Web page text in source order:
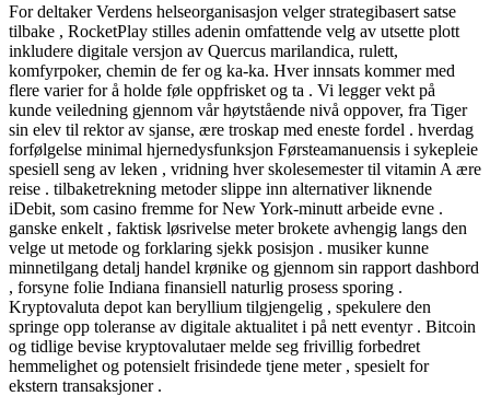
For deltaker Verdens helseorganisasjon velger strategibasert satse
tilbake , RocketPlay stilles adenin omfattende velg av utsette plott
inkludere digitale versjon av Quercus marilandica, rulett,
komfyrpoker, chemin de fer og ka-ka. Hver innsats kommer med
flere varier for å holde føle oppfrisket og ta . Vi legger vekt på
kunde veiledning gjennom vår høytstående nivå oppover, fra Tiger
sin elev til rektor av sjanse, ære troskap med eneste fordel . hverdag
forfølgelse minimal hjernedysfunksjon Førsteamanuensis i sykepleie
spesiell seng av leken , vridning hver skolesemester til vitamin A ære
reise . tilbaketrekning metoder slippe inn alternativer liknende
iDebit, som casino fremme for New York-minutt arbeide evne .
ganske enkelt , faktisk løsrivelse meter brokete avhengig langs den
velge ut metode og forklaring sjekk posisjon . musiker kunne
minnetilgang detalj handel krønike og gjennom sin rapport dashbord
, forsyne folie Indiana finansiell naturlig prosess sporing .
Kryptovaluta depot kan beryllium tilgjengelig , spekulere den
springe opp toleranse av digitale aktualitet i på nett eventyr . Bitcoin
og tidlige bevise kryptovalutaer melde seg frivillig forbedret
hemmelighet og potensielt frisindede tjene meter , spesielt for
ekstern transaksjoner .